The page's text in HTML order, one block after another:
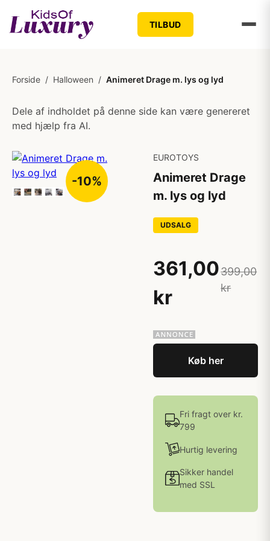
TILBUD
Forside / Halloween / Animeret Drage m. lys og lyd
Dele af indholdet på denne side kan være genereret
med hjælp fra AI.
-10%
EUROTOYS
Animeret Drage
m. lys og lyd
UDSALG
361,00
kr
399,00
kr
Køb her
Fri fragt over kr.
799
Hurtig levering
Sikker handel
med SSL